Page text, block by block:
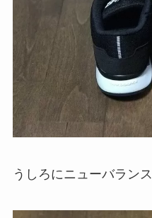
うしろにニューバラン